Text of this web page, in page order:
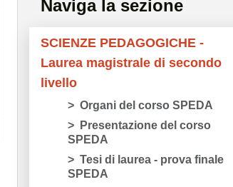
Naviga la sezione
SCIENZE PEDAGOGICHE -
Laurea magistrale di secondo
livello
Organi del corso SPEDA
Presentazione del corso
SPEDA
Tesi di laurea - prova finale
SPEDA